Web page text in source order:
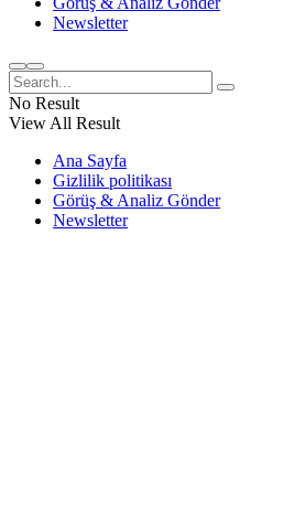
Newsletter
No Result
View All Result
Ana Sayfa
Gizlilik politikası
Görüş & Analiz Gönder
Newsletter